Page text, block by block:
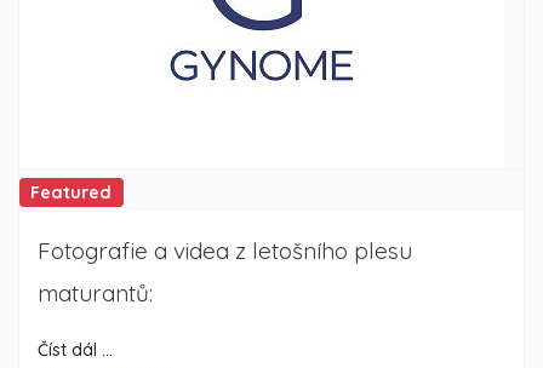
Featured
Fotografie a videa z letošního plesu
maturantů:
Číst dál …